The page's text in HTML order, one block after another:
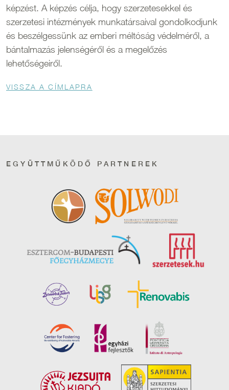
képzést. A képzés célja, hogy szerzetesekkel és
szerzetesi intézmények munkatársaival gondolkodjunk
és beszélgessünk az emberi méltóság védelméről, a
bántalmazás jelenségéről és a megelőzés
lehetőségeiről.
Morzsa
VISSZA A CÍMLAPRA
EGYÜTTMŰKÖDŐ PARTNEREK